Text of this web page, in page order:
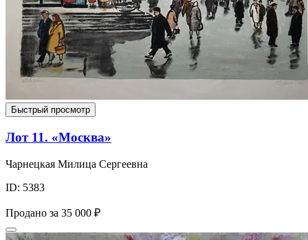
Быстрый просмотр
Лот 11. «Москва»
Чарнецкая Милица Сергеевна
ID: 5383
Продано за 35 000 ₽